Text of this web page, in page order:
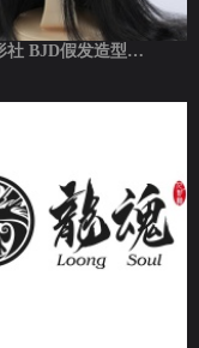
龙魂人形社 BJD假发造型发 蛊术师同款...